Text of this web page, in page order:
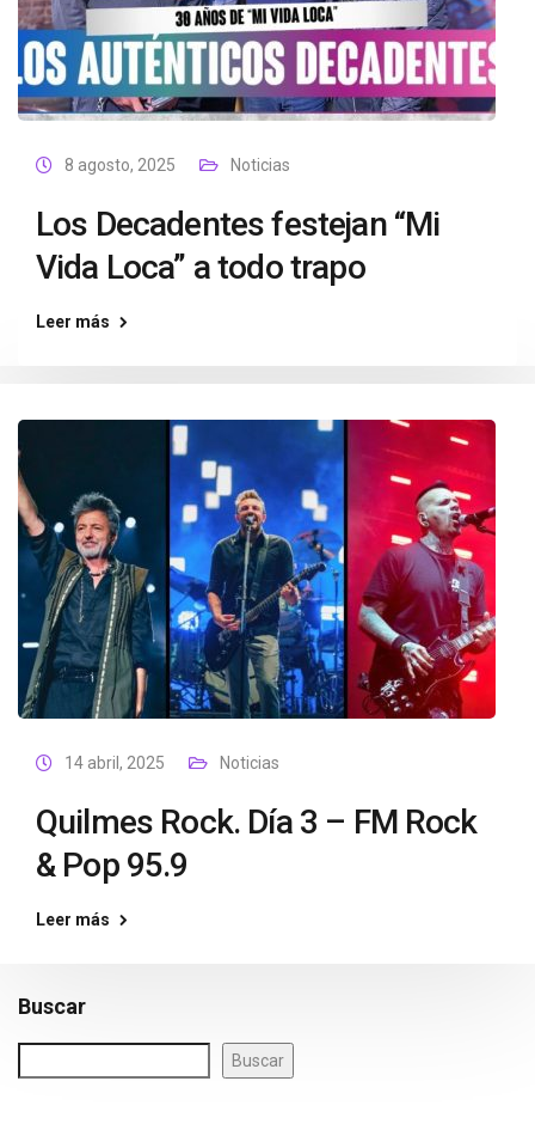
8 agosto, 2025 Noticias
Los Decadentes festejan “Mi
Vida Loca” a todo trapo
Leer más
14 abril, 2025 Noticias
Quilmes Rock. Día 3 – FM Rock
& Pop 95.9
Leer más
Buscar
Buscar